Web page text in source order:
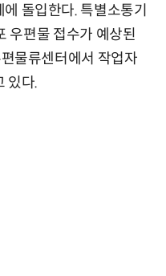
돌입한다. 특별소통기
우편물 접수가 예상된
물류센터에서 작업자
있다.